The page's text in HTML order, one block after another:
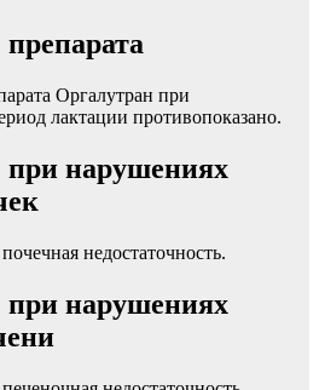
Оргалутран при
лактации противопоказано.
нарушениях
недостаточность.
нарушениях